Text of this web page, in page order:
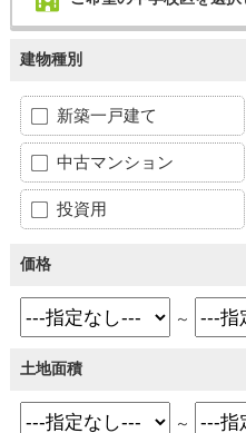
建物種別
新築一戸建て
中古マンション
投資用
価格
～
土地面積
～